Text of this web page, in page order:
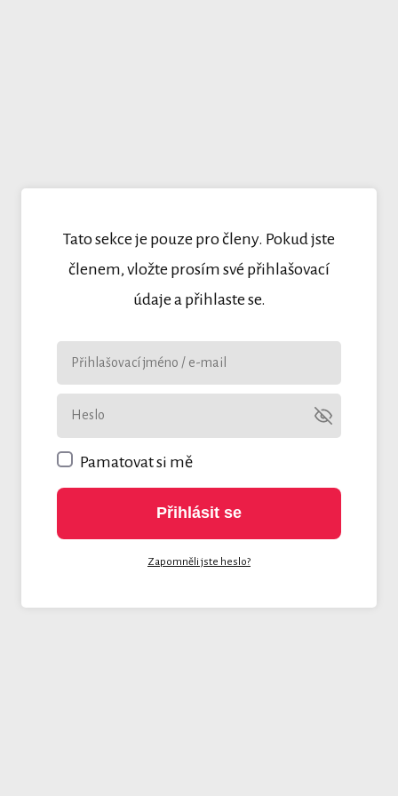
Tato sekce je pouze pro členy. Pokud jste
členem, vložte prosím své přihlašovací
údaje a přihlaste se.
Pamatovat si mě
Přihlásit se
Zapomněli jste heslo?